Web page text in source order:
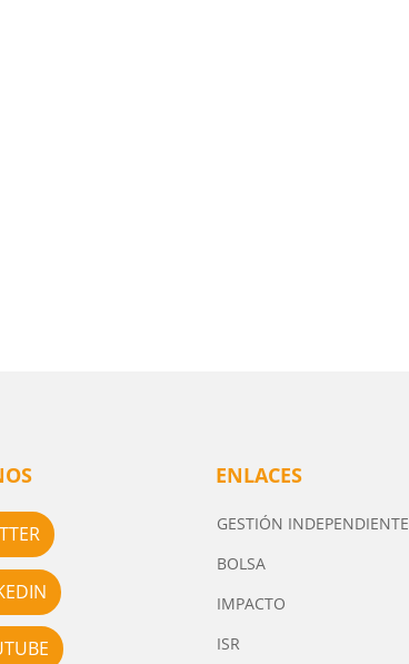
ENLACES
GESTIÓN INDEPENDIENTE
BOLSA
IMPACTO
ISR